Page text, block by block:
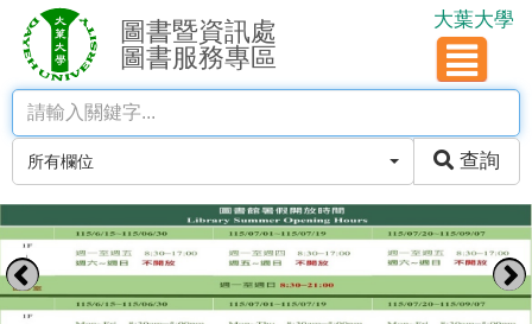
圖書暨資訊處
圖書服務專區
大葉大學
所有欄位 查詢